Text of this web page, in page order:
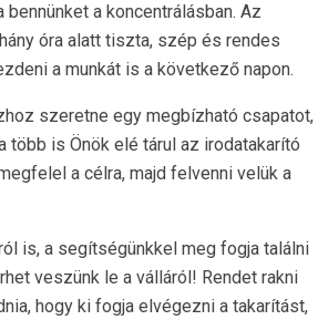
a koncentrálásban. Az
óra alatt tiszta, szép és rendes
a munkát is a következő napon.
szeretne egy megbízható csapatot,
is Önök elé tárul az irodatakarító
a célra, majd felvenni velük a
is, a segítségünkkel meg fogja találni
veszünk le a válláról! Rendet rakni
hogy ki fogja elvégezni a takarítást,